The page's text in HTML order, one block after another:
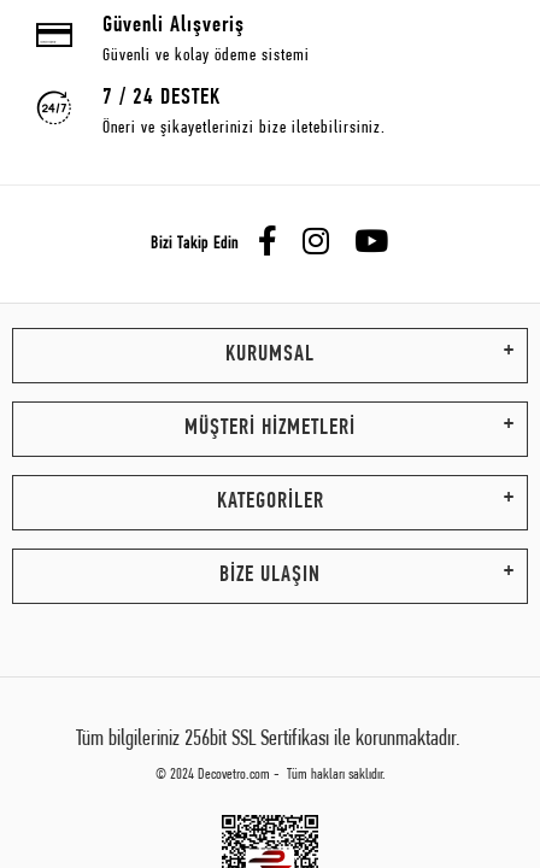
Güvenli Alışveriş
Güvenli ve kolay ödeme sistemi
7 / 24 DESTEK
Öneri ve şikayetlerinizi bize iletebilirsiniz.
Bizi Takip Edin
KURUMSAL
MÜŞTERİ HİZMETLERİ
KATEGORİLER
BİZE ULAŞIN
Tüm bilgileriniz 256bit SSL Sertifikası ile korunmaktadır.
© 2024 Decovetro.com - Tüm hakları saklıdır.